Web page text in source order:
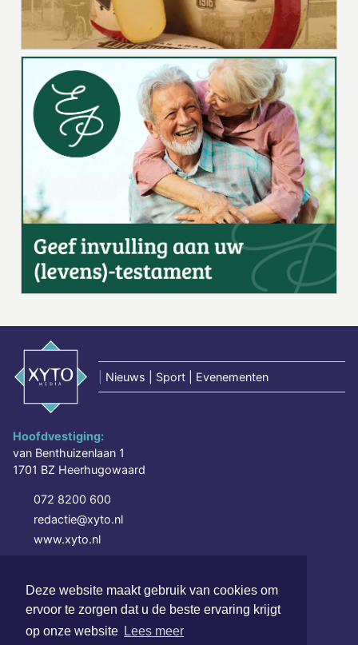
Deze website maakt gebruik van cookies om
ervoor te zorgen dat u de beste ervaring krijgt
op onze website Lees meer
Nieuws | Sport | Evenementen
Hoofdvestiging:
van Benthuizenlaan 1
1701 BZ Heerhugowaard
072 8200 600
redactie@xyto.nl
www.xyto.nl
NIEUWSBRIEF AANMELDEN